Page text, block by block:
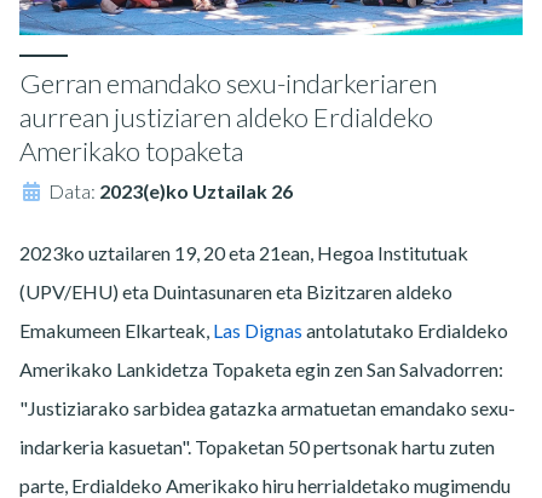
Gerran emandako sexu-indarkeriaren
aurrean justiziaren aldeko Erdialdeko
Amerikako topaketa
Data: 2023(e)ko Uztailak 26
2023ko uztailaren 19, 20 eta 21ean, Hegoa Institutuak
(UPV/EHU) eta Duintasunaren eta Bizitzaren aldeko
Emakumeen Elkarteak, Las Dignas antolatutako Erdialdeko
Amerikako Lankidetza Topaketa egin zen San Salvadorren:
"Justiziarako sarbidea gatazka armatuetan emandako sexu-
indarkeria kasuetan". Topaketan 50 pertsonak hartu zuten
parte, Erdialdeko Amerikako hiru herrialdetako mugimendu